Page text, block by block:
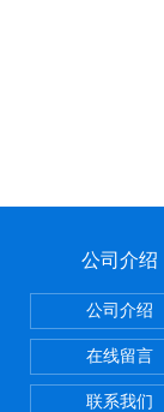
公司介绍
公司介绍
在线留言
联系我们